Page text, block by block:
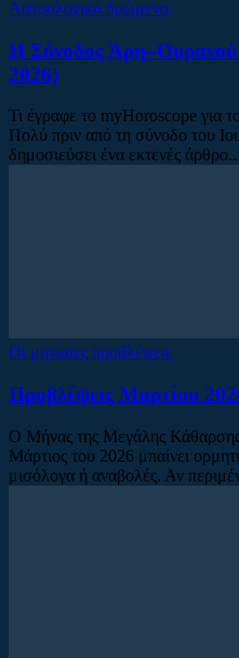
Αστρολογικά δρώμενα
Η Σύνοδος Άρη–Ουρανού
2026)
Τι έγραφε το myHoroscope για
Πολύ πριν από τη σύνοδο του
δημοσιεύσει ένα εκτενές άρθρο...
Οι μηνιαίες προβλέψεις
Προβλέψεις Μαρτίου
Ο Μήνας της Μεγάλης Κάθαρσης
Μάρτιος του 2026 μπαίνει
μισόλογα ή αναβολές. Αν